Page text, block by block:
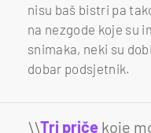
nisu baš bistri pa
na nezgode koje su
snimaka, neki su
dobar podsjetnik.
\\Tri priče koje